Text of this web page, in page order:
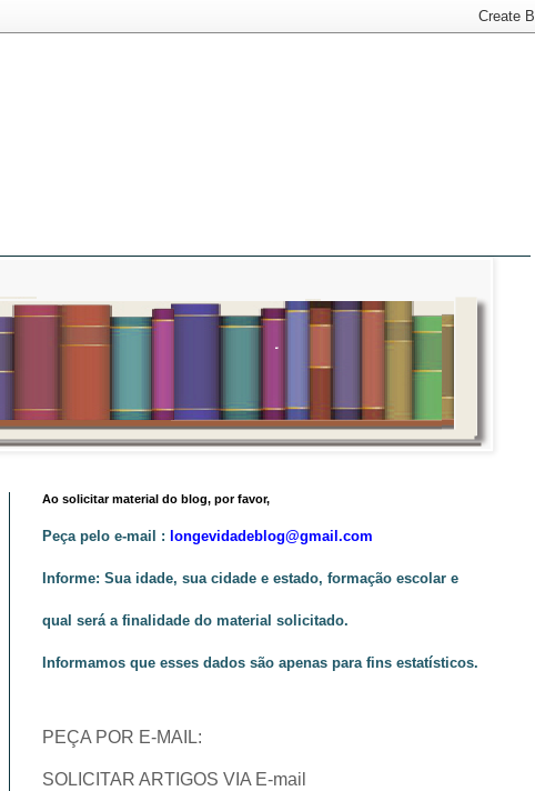
Ao solicitar material do blog, por favor,
Peça pelo e-mail : longevidadeblog@gmail.com
Informe: Sua idade, sua cidade e estado, formação escolar e
qual será a finalidade do material solicitado.
Informamos que esses dados são apenas para fins estatísticos.
PEÇA POR E-MAIL:
SOLICITAR ARTIGOS VIA E-mail